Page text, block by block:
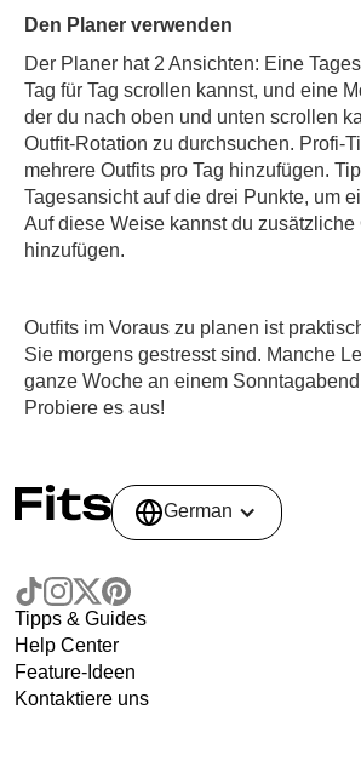
Den Planer verwenden
Der Planer hat 2 Ansichten: Eine
Tag für Tag scrollen kannst, und eine
der du nach oben und unten scrollen
Outfit-Rotation zu durchsuchen. Profi-
mehrere Outfits pro Tag hinzufügen.
Tagesansicht auf die drei Punkte, um
Auf diese Weise kannst du zusätzliche
hinzufügen.
Outfits im Voraus zu planen ist
Sie morgens gestresst sind. Manche
ganze Woche an einem
Probiere es aus!
German
Tipps & Guides
Help Center
Feature-Ideen
Kontaktiere uns